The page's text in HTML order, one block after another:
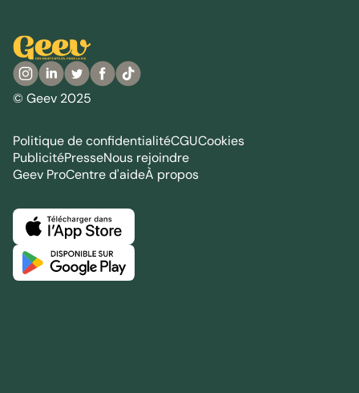
© Geev 2025
Politique de confidentialitéCGUCookies
PublicitéPresseNous rejoindre
Geev ProCentre d'aideÀ propos